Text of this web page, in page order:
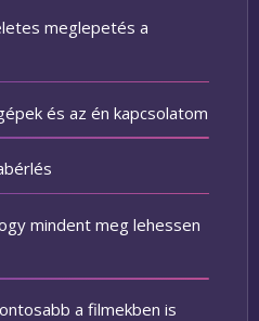
meglepetés a
és az én kapcsolatom
mindent meg lehessen
a filmekben is